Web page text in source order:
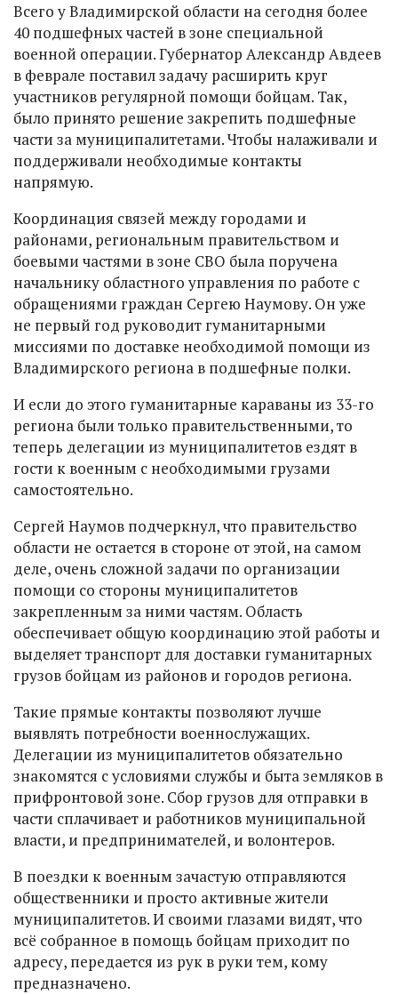
Всего у Владимирской области на сегодня более
40 подшефных частей в зоне специальной
военной операции. Губернатор Александр Авдеев
в феврале поставил задачу расширить круг
участников регулярной помощи бойцам. Так,
было принято решение закрепить подшефные
части за муниципалитетами. Чтобы налаживали и
поддерживали необходимые контакты
напрямую.
Координация связей между городами и
районами, региональным правительством и
боевыми частями в зоне СВО была поручена
начальнику областного управления по работе с
обращениями граждан Сергею Наумову. Он уже
не первый год руководит гуманитарными
миссиями по доставке необходимой помощи из
Владимирского региона в подшефные полки.
И если до этого гуманитарные караваны из 33-го
региона были только правительственными, то
теперь делегации из муниципалитетов ездят в
гости к военным с необходимыми грузами
самостоятельно.
Сергей Наумов подчеркнул, что правительство
области не остается в стороне от этой, на самом
деле, очень сложной задачи по организации
помощи со стороны муниципалитетов
закрепленным за ними частям. Область
обеспечивает общую координацию этой работы и
выделяет транспорт для доставки гуманитарных
грузов бойцам из районов и городов региона.
Такие прямые контакты позволяют лучше
выявлять потребности военнослужащих.
Делегации из муниципалитетов обязательно
знакомятся с условиями службы и быта земляков в
прифронтовой зоне. Сбор грузов для отправки в
части сплачивает и работников муниципальной
власти, и предпринимателей, и волонтеров.
В поездки к военным зачастую отправляются
общественники и просто активные жители
муниципалитетов. И своими глазами видят, что
всё собранное в помощь бойцам приходит по
адресу, передается из рук в руки тем, кому
предназначено.